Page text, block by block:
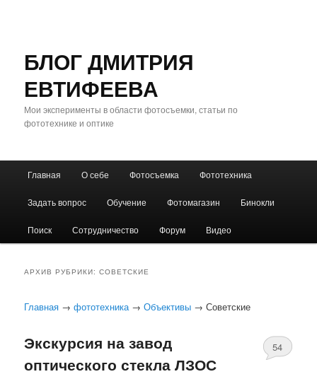
БЛОГ ДМИТРИЯ
ЕВТИФЕЕВА
Мои эксперименты в области фотосъемки, статьи по
фототехнике и оптике
Перейти
к
основному
содержимому
Перейти
к
дополнительному
содержимому
Главная О себе Фотосъемка Фототехника
Задать вопрос Обучение Фотомагазин Бинокли
Поиск Сотрудничество Форум Видео
АРХИВ РУБРИКИ:СОВЕТСКИЕ
Главная →фототехника→Объективы → Советские
Экскурсия на завод
оптического стекла ЛЗОС
54